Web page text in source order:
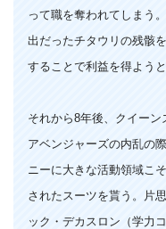
って職を奪われてしまう
出だったチタウリの残骸
することで利益を得ようと
それから8年後、クイー
アベンジャーズの内乱の
ニーに大きな活動領域こ
されたスーツを貰う。片
ック・デカスロン（学力